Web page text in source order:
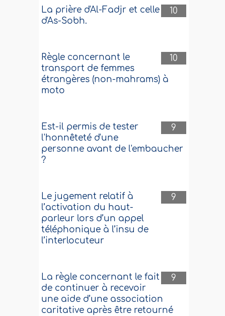
10
La prière d'Al-Fadjr et celle
d'As-Sobh.
10
Règle concernant le
transport de femmes
étrangères (non-mahrams) à
moto
9
Est-il permis de tester
l'honnêteté d'une
personne avant de l'embaucher
?
9
Le jugement relatif à
l’activation du haut-
parleur lors d’un appel
téléphonique à l’insu de
l’interlocuteur
9
La règle concernant le fait
de continuer à recevoir
une aide d’une association
caritative après être retourné